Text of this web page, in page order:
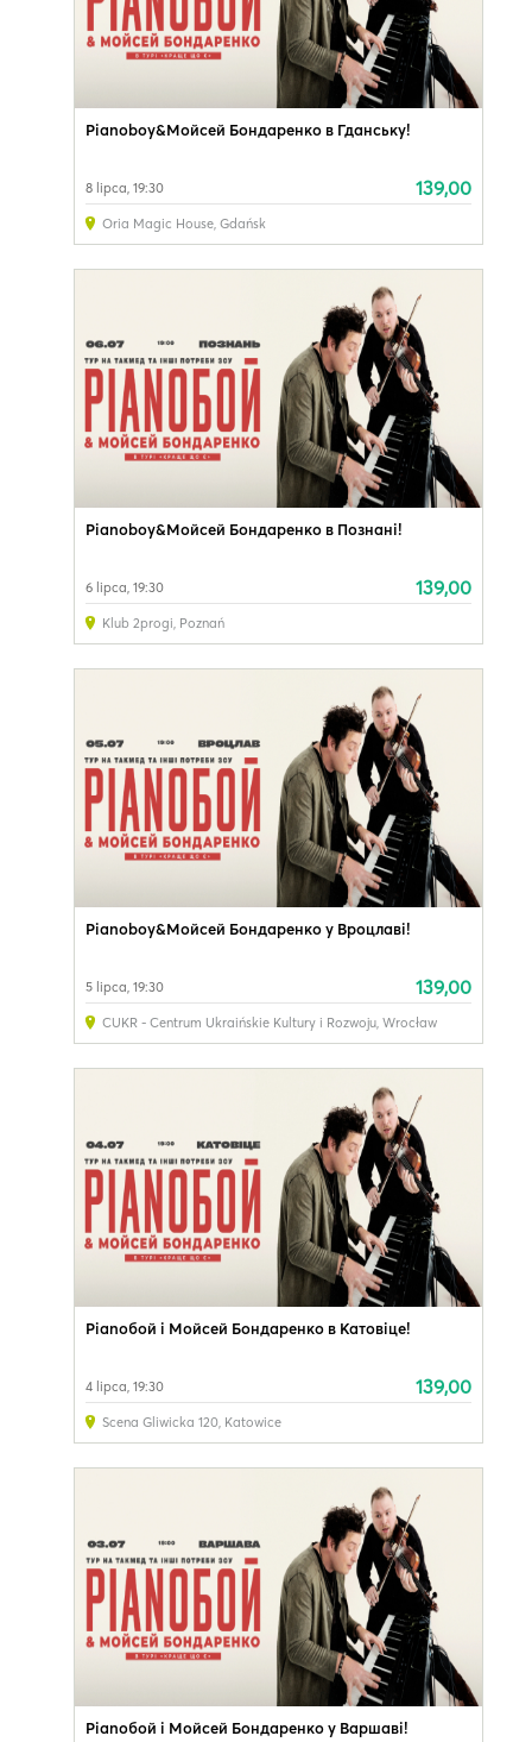
Pianoboy&Мойсей Бондаренко в Гданську!
8 lipca, 19:30 139,00
Oria Magic House, Gdańsk
Pianoboy&Мойсей Бондаренко в Познані!
6 lipca, 19:30 139,00
Klub 2progi, Poznań
Pianoboy&Мойсей Бондаренко у Вроцлаві!
5 lipca, 19:30 139,00
CUKR - Centrum Ukraińskie Kultury i Rozwoju, Wrocław
Pianoбой і Мойсей Бондаренко в Катовіце!
4 lipca, 19:30 139,00
Scena Gliwicka 120, Katowice
Pianoбой і Мойсей Бондаренко у Варшаві!